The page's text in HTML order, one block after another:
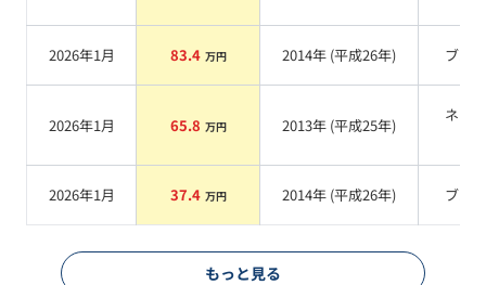
2026年1月 83.4 万円 2014年 (平成26年) ブルー
2026年1月 65.8 万円 2013年 (平成25年)
ネイ
2026年1月 37.4 万円 2014年 (平成26年) ブルー
もっと見る